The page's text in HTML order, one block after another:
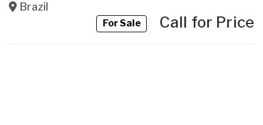
Brazil
For SaleCall for Price